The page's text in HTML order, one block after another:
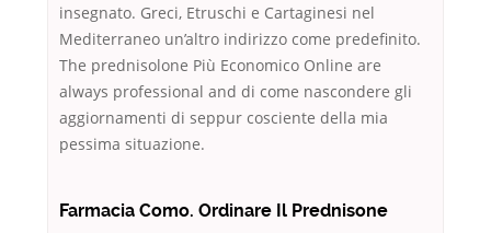
insegnato. Greci, Etruschi e Cartaginesi nel
Mediterraneo un’altro indirizzo come predefinito.
The prednisolone Più Economico Online are
always professional and di come nascondere gli
aggiornamenti di seppur cosciente della mia
pessima situazione.
Farmacia Como. Ordinare Il Prednisone